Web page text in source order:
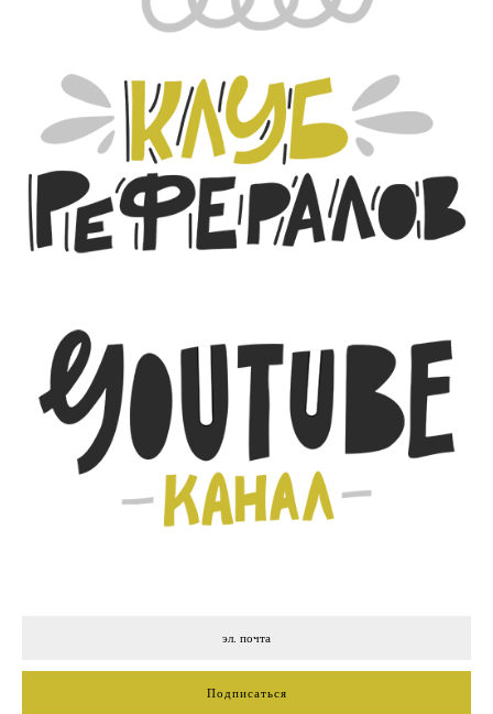
Подписаться